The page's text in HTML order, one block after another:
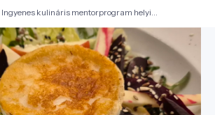
Ingyenes kulináris mentorprogram helyi
termelőknek